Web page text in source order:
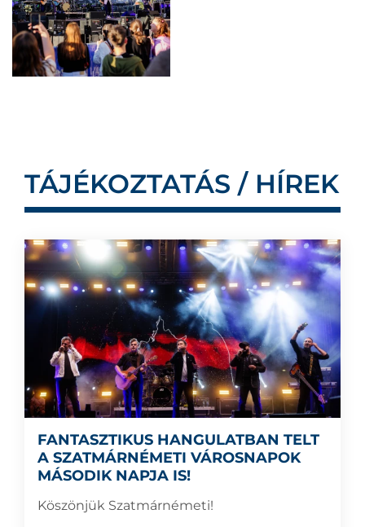
TÁJÉKOZTATÁS / HÍREK
FANTASZTIKUS HANGULATBAN TELT
A SZATMÁRNÉMETI VÁROSNAPOK
MÁSODIK NAPJA IS!
Köszönjük Szatmárnémeti!